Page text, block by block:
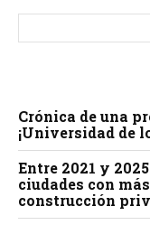
Crónica de una
¡Universidad de
Entre 2021 y
ciudades con
construcción